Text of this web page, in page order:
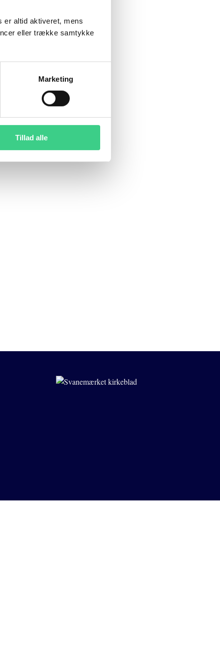
er altid aktiveret, mens
eller trække samtykke
Marketing
Tillad alle